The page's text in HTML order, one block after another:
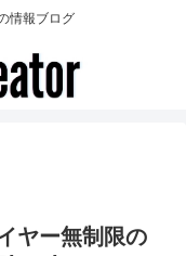
情報ブログ
ヤー無制限の